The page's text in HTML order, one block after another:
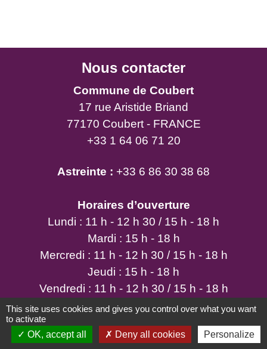
Nous contacter
Commune de Coubert
17 rue Aristide Briand
77170 Coubert - FRANCE
+33 1 64 06 71 20
Astreinte : +33 6 86 30 38 68
Horaires d’ouverture
Lundi : 11 h - 12 h 30 / 15 h - 18 h
Mardi : 15 h - 18 h
Mercredi : 11 h - 12 h 30 / 15 h - 18 h
Jeudi : 15 h - 18 h
Vendredi : 11 h - 12 h 30 / 15 h - 18 h
Samedi : 9 h - 12 h
This site uses cookies and gives you control over what you want
to activate
OK, accept all
Deny all cookies Personalize